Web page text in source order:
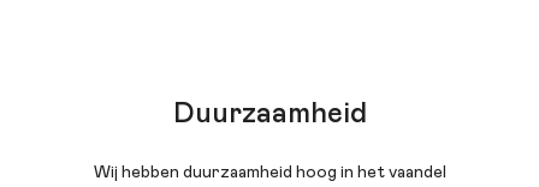
Duurzaamheid
Wij hebben duurzaamheid hoog in het vaandel